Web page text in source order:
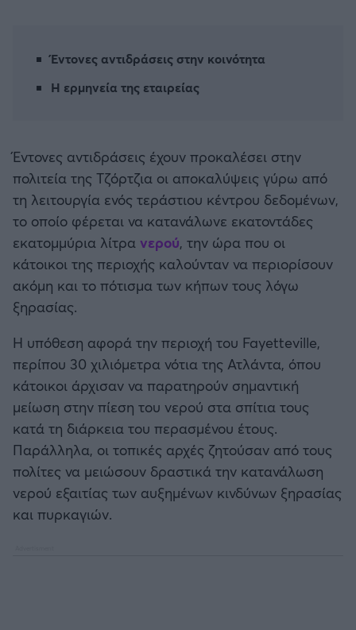
Ηρακλής
Ρεάλ Μαδρίτης
Ατλέτικο Μαδρίτης
Μάντσεστερ Γιουνάιτεντ
Μάντσεστερ Σίτι
Λίβερπουλ
Τσέλσι
Άρσεναλ
Γιουβέντους
Μίλαν
Έντονες αντιδράσεις στην κοινότητα
Η ερμηνεία της εταιρείας
Έντονες αντιδράσεις έχουν προκαλέσει στην
πολιτεία της Τζόρτζια οι αποκαλύψεις γύρω από
τη λειτουργία ενός τεράστιου κέντρου δεδομένων,
το οποίο φέρεται να κατανάλωνε εκατοντάδες
εκατομμύρια λίτρα νερού, την ώρα που οι
κάτοικοι της περιοχής καλούνταν να περιορίσουν
ακόμη και το πότισμα των κήπων τους λόγω
ξηρασίας.
Η υπόθεση αφορά την περιοχή του Fayetteville,
περίπου 30 χιλιόμετρα νότια της Ατλάντα, όπου
κάτοικοι άρχισαν να παρατηρούν σημαντική
μείωση στην πίεση του νερού στα σπίτια τους
κατά τη διάρκεια του περασμένου έτους.
Παράλληλα, οι τοπικές αρχές ζητούσαν από τους
πολίτες να μειώσουν δραστικά την κατανάλωση
νερού εξαιτίας των αυξημένων κινδύνων ξηρασίας
και πυρκαγιών.